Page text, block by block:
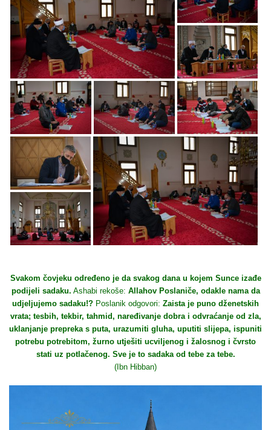
Svakom čovjeku određeno je da svakog dana u kojem Sunce izađe
podijeli sadaku. Ashabi rekoše: Allahov Poslaniče, odakle nama da
udjeljujemo sadaku!? Poslanik odgovori: Zaista je puno dženetskih
vrata; tesbih, tekbir, tahmid, naređivanje dobra i odvraćanje od zla,
uklanjanje prepreka s puta, urazumiti gluha, uputiti slijepa, ispuniti
potrebu potrebitom, žurno utješiti ucviljenog i žalosnog i čvrsto
stati uz potlačenog. Sve je to sadaka od tebe za tebe.
(Ibn Hibban)